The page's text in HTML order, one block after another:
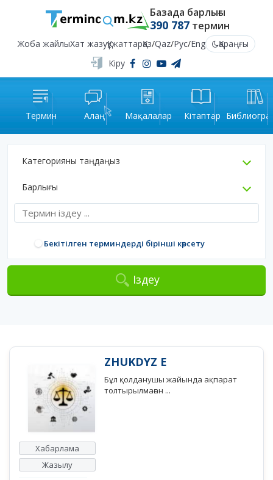
Базада барлығы
390 787термин
Жоба жайлыХат жазуҚұжаттарҚаз/Qaz/Рус/Eng
Қараңғы
Кіру
Термин Алаң Мақалалар Кітаптар
Категорияны таңдаңыз
Барлығы
Бекітілген терминдерді бірінші көрсету
Іздеу
Хабарлама
Жазылу
ZHUKDYZ E
Бұл қолданушы жайында ақпарат
толтырылмаған ...